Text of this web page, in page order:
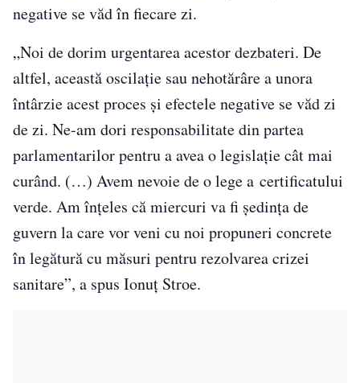
negative se văd în fiecare zi.
„Noi de dorim urgentarea acestor dezbateri. De
altfel, această oscilație sau nehotărâre a unora
întârzie acest proces și efectele negative se văd zi
de zi. Ne-am dori responsabilitate din partea
parlamentarilor pentru a avea o legislație cât mai
curând. (…) Avem nevoie de o lege a certificatului
verde. Am înțeles că miercuri va fi ședința de
guvern la care vor veni cu noi propuneri concrete
în legătură cu măsuri pentru rezolvarea crizei
sanitare”, a spus Ionuț Stroe.